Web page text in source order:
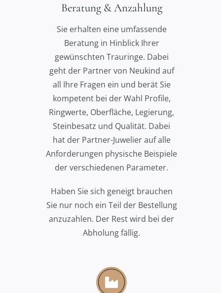
Beratung & Anzahlung
Sie erhalten eine umfassende
Beratung in Hinblick Ihrer
gewünschten Trauringe. Dabei
geht der Partner von Neukind auf
all Ihre Fragen ein und berät Sie
kompetent bei der Wahl Profile,
Ringwerte, Oberfläche, Legierung,
Steinbesatz und Qualität. Dabei
hat der Partner-Juwelier auf alle
Anforderungen physische Beispiele
der verschiedenen Parameter.
Haben Sie sich geneigt brauchen
Sie nur noch ein Teil der Bestellung
anzuzahlen. Der Rest wird bei der
Abholung fällig.